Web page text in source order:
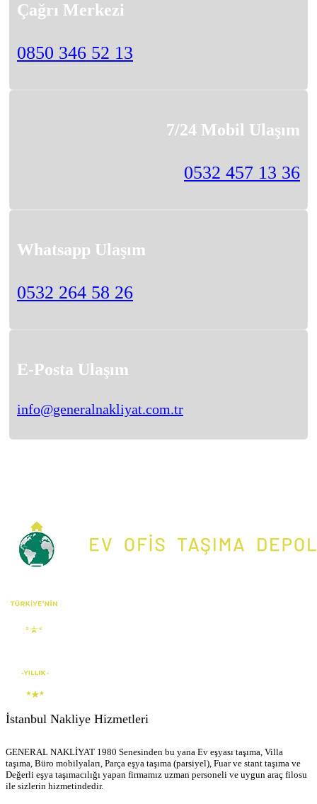
Çağrı Merkezi
0850 346 52 13
7/24 Mobil Ulaşım
0532 457 13 36
Whatsapp Ulaşım
0532 264 58 26
E-Posta Ulaşım
info@generalnakliyat.com.tr
İstanbul Nakliye Hizmetleri
GENERAL NAKLİYAT 1980 Senesinden bu yana Ev eşyası taşıma, Villa
taşıma, Büro mobilyaları, Parça eşya taşıma (parsiyel), Fuar ve stant taşıma ve
Değerli eşya taşımacılığı yapan firmamız uzman personeli ve uygun araç filosu
ile sizlerin hizmetindedir.